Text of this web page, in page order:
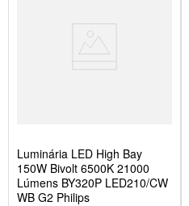
Luminária LED High Bay
150W Bivolt 6500K 21000
Lúmens BY320P LED210/CW
WB G2 Philips